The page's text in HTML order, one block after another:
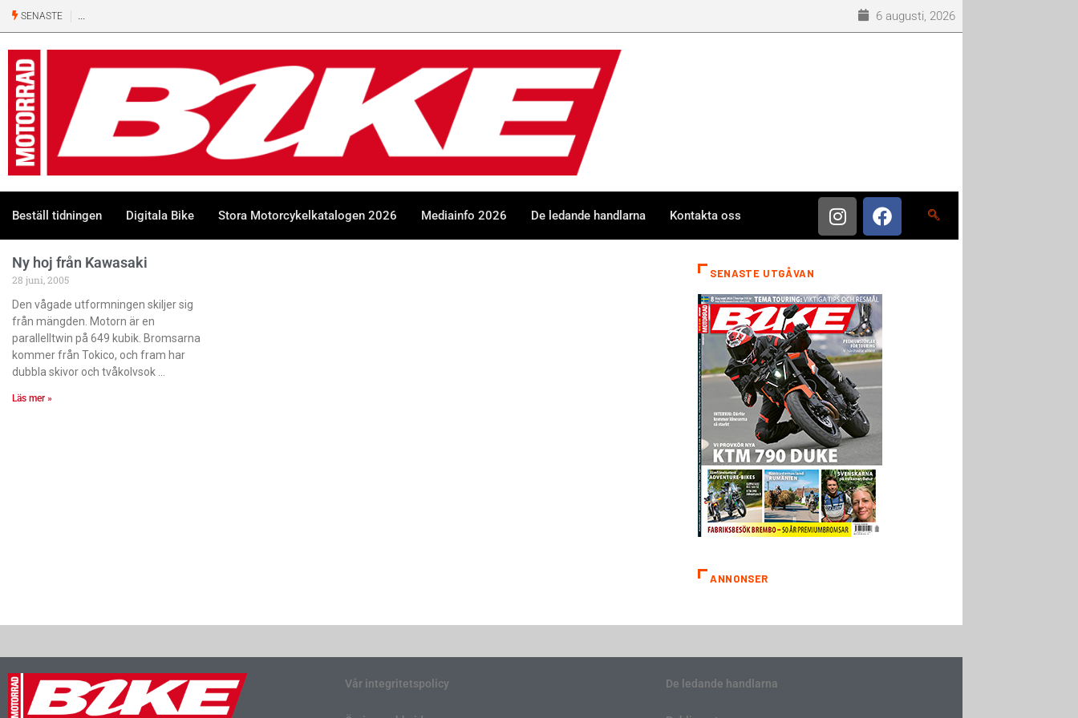
SENASTE 6 augusti, 2026
Beställ tidningen Digitala Bike Stora Motorcykelkatalogen 2026 Mediainfo 2026 De ledande handlarna Kontakta oss
Ny hoj från Kawasaki
28 juni, 2005
Den vågade utformningen skiljer sig
från mängden. Motorn är en
parallelltwin på 649 kubik. Bromsarna
kommer från Tokico, och fram har
dubbla skivor och tvåkolvsok
Läs mer »
SENASTE UTGÅVAN
ANNONSER
Vår integritetspolicy De ledande handlarna